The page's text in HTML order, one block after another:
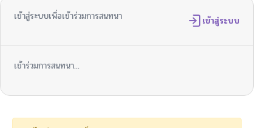
เข้าสู่ระบบเพื่อเข้าร่วมการสนทนา เข้าสู่ระบบ
เข้าร่วมการสนทนา...